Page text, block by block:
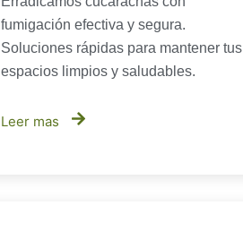
fumigación efectiva y segura.
Soluciones rápidas para mantener tus
espacios limpios y saludables.
Leer mas